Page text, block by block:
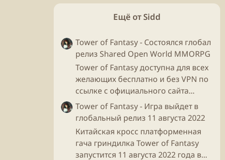
Ещё от Sidd
Tower of Fantasy - Состоялся глобал
релиз Shared Open World MMORPG
Tower of Fantasy доступна для всех
желающих бесплатно и без VPN по
ссылке с официального сайта...
Tower of Fantasy - Игра выйдет в
глобальный релиз 11 августа 2022
Китайская кросс платформенная
гача гриндилка Tower of Fantasy
запустится 11 августа 2022 года в...